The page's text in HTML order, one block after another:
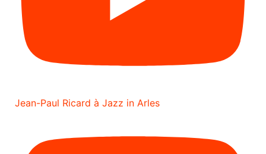
Jean-Paul Ricard à Jazz in Arles